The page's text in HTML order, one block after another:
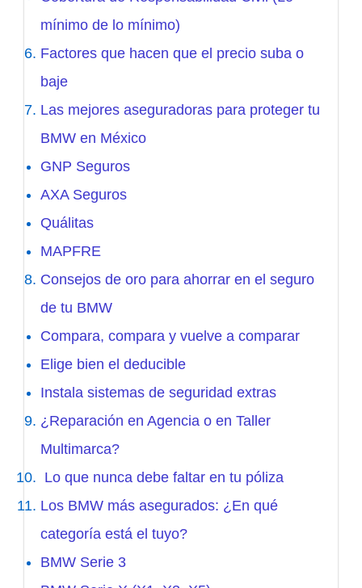
mínimo de lo mínimo)
Factores que hacen que el precio suba o
baje
Las mejores aseguradoras para proteger tu
BMW en México
GNP Seguros
AXA Seguros
Quálitas
MAPFRE
Consejos de oro para ahorrar en el seguro
de tu BMW
Compara, compara y vuelve a comparar
Elige bien el deducible
Instala sistemas de seguridad extras
¿Reparación en Agencia o en Taller
Multimarca?
Lo que nunca debe faltar en tu póliza
Los BMW más asegurados: ¿En qué
categoría está el tuyo?
BMW Serie 3